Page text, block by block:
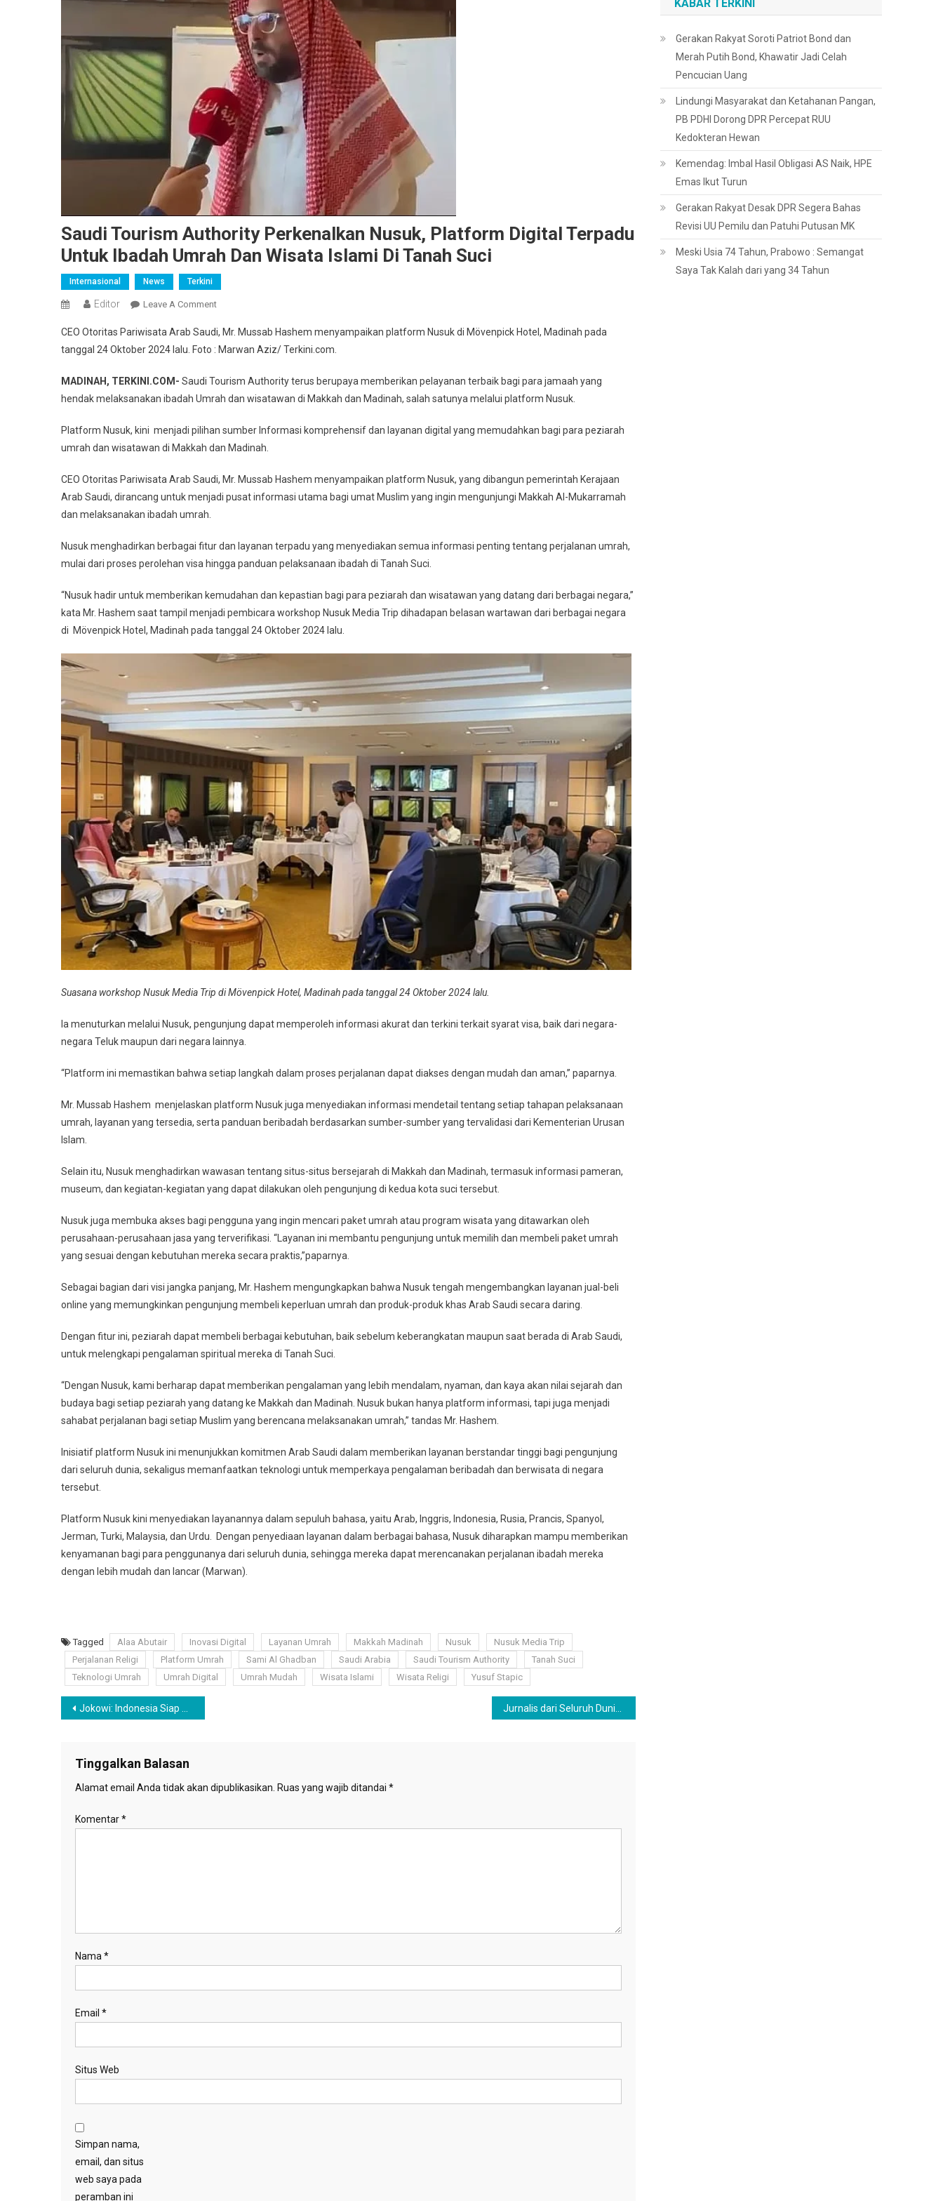
Saudi Tourism Authority Perkenalkan Nusuk, Platform Digital Terpadu
Untuk Ibadah Umrah Dan Wisata Islami Di Tanah Suci
Internasional News Terkini
Editor Leave A CommentOn
Tourism
Authority
Nusuk,
Platform
Terpadu
Untuk
Umrah
Dan
Di
Tanah
CEO Otoritas Pariwisata Arab Saudi, Mr. Mussab Hashem menyampaikan platform Nusuk di Mövenpick Hotel, Madinah pada
tanggal 24 Oktober 2024 lalu. Foto : Marwan Aziz/ Terkini.com.
MADINAH, TERKINI.COM- Saudi Tourism Authority terus berupaya memberikan pelayanan terbaik bagi para jamaah yang
hendak melaksanakan ibadah Umrah dan wisatawan di Makkah dan Madinah, salah satunya melalui platform Nusuk.
Platform Nusuk, kini menjadi pilihan sumber Informasi komprehensif dan layanan digital yang memudahkan bagi para peziarah
umrah dan wisatawan di Makkah dan Madinah.
CEO Otoritas Pariwisata Arab Saudi, Mr. Mussab Hashem menyampaikan platform Nusuk, yang dibangun pemerintah Kerajaan
Arab Saudi, dirancang untuk menjadi pusat informasi utama bagi umat Muslim yang ingin mengunjungi Makkah Al-Mukarramah
dan melaksanakan ibadah umrah.
Nusuk menghadirkan berbagai fitur dan layanan terpadu yang menyediakan semua informasi penting tentang perjalanan umrah,
mulai dari proses perolehan visa hingga panduan pelaksanaan ibadah di Tanah Suci.
“Nusuk hadir untuk memberikan kemudahan dan kepastian bagi para peziarah dan wisatawan yang datang dari berbagai negara,”
kata Mr. Hashem saat tampil menjadi pembicara workshop Nusuk Media Trip dihadapan belasan wartawan dari berbagai negara
di Mövenpick Hotel, Madinah pada tanggal 24 Oktober 2024 lalu.
Suasana workshop Nusuk Media Trip di Mövenpick Hotel, Madinah pada tanggal 24 Oktober 2024 lalu.
Ia menuturkan melalui Nusuk, pengunjung dapat memperoleh informasi akurat dan terkini terkait syarat visa, baik dari negara-
negara Teluk maupun dari negara lainnya.
“Platform ini memastikan bahwa setiap langkah dalam proses perjalanan dapat diakses dengan mudah dan aman,” paparnya.
Mr. Mussab Hashem menjelaskan platform Nusuk juga menyediakan informasi mendetail tentang setiap tahapan pelaksanaan
umrah, layanan yang tersedia, serta panduan beribadah berdasarkan sumber-sumber yang tervalidasi dari Kementerian Urusan
Islam.
Selain itu, Nusuk menghadirkan wawasan tentang situs-situs bersejarah di Makkah dan Madinah, termasuk informasi pameran,
museum, dan kegiatan-kegiatan yang dapat dilakukan oleh pengunjung di kedua kota suci tersebut.
Nusuk juga membuka akses bagi pengguna yang ingin mencari paket umrah atau program wisata yang ditawarkan oleh
perusahaan-perusahaan jasa yang terverifikasi. “Layanan ini membantu pengunjung untuk memilih dan membeli paket umrah
yang sesuai dengan kebutuhan mereka secara praktis,”paparnya.
Sebagai bagian dari visi jangka panjang, Mr. Hashem mengungkapkan bahwa Nusuk tengah mengembangkan layanan jual-beli
online yang memungkinkan pengunjung membeli keperluan umrah dan produk-produk khas Arab Saudi secara daring.
Dengan fitur ini, peziarah dapat membeli berbagai kebutuhan, baik sebelum keberangkatan maupun saat berada di Arab Saudi,
untuk melengkapi pengalaman spiritual mereka di Tanah Suci.
“Dengan Nusuk, kami berharap dapat memberikan pengalaman yang lebih mendalam, nyaman, dan kaya akan nilai sejarah dan
budaya bagi setiap peziarah yang datang ke Makkah dan Madinah. Nusuk bukan hanya platform informasi, tapi juga menjadi
sahabat perjalanan bagi setiap Muslim yang berencana melaksanakan umrah,” tandas Mr. Hashem.
Inisiatif platform Nusuk ini menunjukkan komitmen Arab Saudi dalam memberikan layanan berstandar tinggi bagi pengunjung
dari seluruh dunia, sekaligus memanfaatkan teknologi untuk memperkaya pengalaman beribadah dan berwisata di negara
tersebut.
Platform Nusuk kini menyediakan layanannya dalam sepuluh bahasa, yaitu Arab, Inggris, Indonesia, Rusia, Prancis, Spanyol,
Jerman, Turki, Malaysia, dan Urdu. Dengan penyediaan layanan dalam berbagai bahasa, Nusuk diharapkan mampu memberikan
kenyamanan bagi para penggunanya dari seluruh dunia, sehingga mereka dapat merencanakan perjalanan ibadah mereka
dengan lebih mudah dan lancar (Marwan).
Tagged Alaa Abutair Inovasi Digital Layanan Umrah Makkah Madinah Nusuk
Nusuk Media Trip
Perjalanan Religi
Platform Umrah Sami Al Ghadban Saudi Arabia Saudi Tourism Authority
Tanah Suci
Teknologi Umrah
Umrah Digital Umrah Mudah Wisata Islami Wisata Religi Yusuf Stapic
Navigasi
Jokowi: Indonesia Siap Bersanding dengan China dan India sebagai Superpower Ekonomi Baru!
Tinggalkan Balasan
Alamat email Anda tidak akan dipublikasikan. Ruas yang wajib ditandai *
Komentar*
Nama *
Email *
Situs Web
Simpan nama,
email, dan situs
web saya pada
peramban ini
KABAR TERKINI
Gerakan Rakyat Soroti Patriot Bond dan
Merah Putih Bond, Khawatir Jadi Celah
Pencucian Uang
Lindungi Masyarakat dan Ketahanan Pangan,
PB PDHI Dorong DPR Percepat RUU
Kedokteran Hewan
Kemendag: Imbal Hasil Obligasi AS Naik, HPE
Emas Ikut Turun
Gerakan Rakyat Desak DPR Segera Bahas
Revisi UU Pemilu dan Patuhi Putusan MK
Meski Usia 74 Tahun, Prabowo : Semangat
Saya Tak Kalah dari yang 34 Tahun